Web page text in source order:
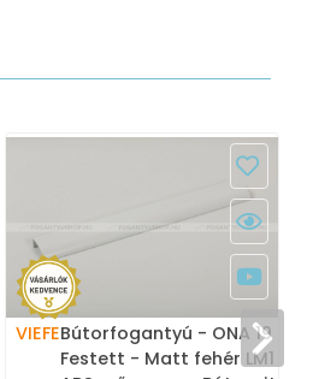
VIEFEBútorfogantyú - ONA 19 7
Festett - Matt fehér LM1 -